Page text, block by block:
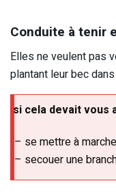
Conduite à tenir
Elles ne veulent pas
plantant leur bec
si cela devait vous
– se mettre à
– secouer une